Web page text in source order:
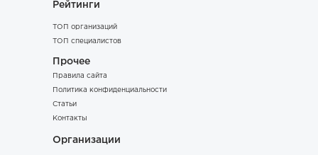
Рейтинги
ТОП организаций
ТОП специалистов
Прочее
Правила сайта
Политика конфиденциальности
Статьи
Контакты
Организации